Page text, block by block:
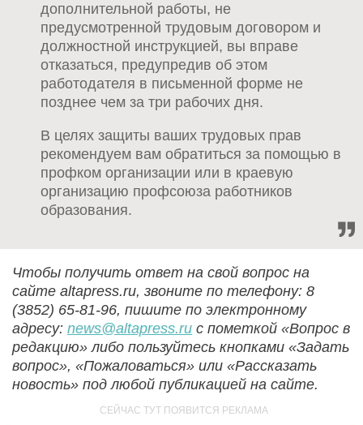
дополнительной работы, не
предусмотренной трудовым договором и
должностной инструкцией, вы вправе
отказаться, предупредив об этом
работодателя в письменной форме не
позднее чем за три рабочих дня.
В целях защиты ваших трудовых прав
рекомендуем вам обратиться за помощью в
профком организации или в краевую
организацию профсоюза работников
образования.
Чтобы получить ответ на свой вопрос на
сайте altapress.ru, звоните по телефону: 8
(3852) 65-81-96, пишите по электронному
адресу: news@altapress.ru с пометкой «Вопрос в
редакцию» либо пользуйтесь кнопками «Задать
вопрос», «Пожаловаться» или «Рассказать
новость» под любой публикацией на сайте.